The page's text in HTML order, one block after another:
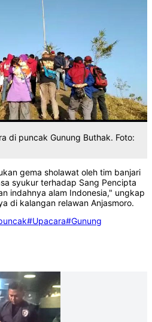
di puncak Gunung Buthak. Foto:
gema sholawat oleh tim banjari
syukur terhadap Sang Pencipta
indahnya alam Indonesia," ungkap
di kalangan relawan Anjasmoro.
#Upacara#Gunung